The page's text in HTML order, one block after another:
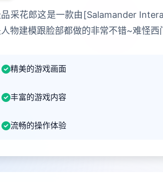
采花郎这是一款由[Salamander
物建模跟脸部都做的非常不错~难怪
精美的游戏画面
丰富的游戏内容
流畅的操作体验